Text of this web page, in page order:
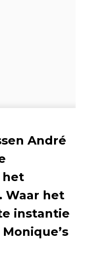
André
het
Waar het
instantie